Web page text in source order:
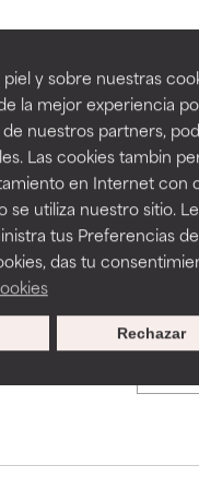
y sobre nuestras
la mejor experiencia
nuestros partners,
Las cookies tambin
en Internet con
utiliza nuestro sitio.
tus Preferencias de
das tu
Rechazar
Regulations
excelente, suelen ser
estabilidad o
respaldo científico.
evitarlo por su
inflamación o
excelente, suelen ser
estabilidad o
respaldo científico.
evitarlo por su
inflamación o
al